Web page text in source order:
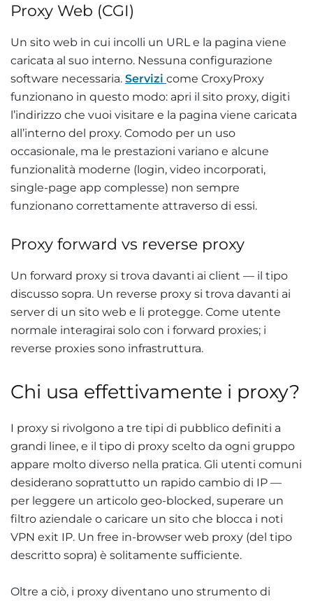
Proxy Web (CGI)
Un sito web in cui incolli un URL e la pagina viene
caricata al suo interno. Nessuna configurazione
software necessaria. Servizi come CroxyProxy
funzionano in questo modo: apri il sito proxy, digiti
l’indirizzo che vuoi visitare e la pagina viene caricata
all’interno del proxy. Comodo per un uso
occasionale, ma le prestazioni variano e alcune
funzionalità moderne (login, video incorporati,
single-page app complesse) non sempre
funzionano correttamente attraverso di essi.
Proxy forward vs reverse proxy
Un forward proxy si trova davanti ai client — il tipo
discusso sopra. Un reverse proxy si trova davanti ai
server di un sito web e li protegge. Come utente
normale interagirai solo con i forward proxies; i
reverse proxies sono infrastruttura.
Chi usa effettivamente i proxy?
I proxy si rivolgono a tre tipi di pubblico definiti a
grandi linee, e il tipo di proxy scelto da ogni gruppo
appare molto diverso nella pratica. Gli utenti comuni
desiderano soprattutto un rapido cambio di IP —
per leggere un articolo geo-blocked, superare un
filtro aziendale o caricare un sito che blocca i noti
VPN exit IP. Un free in-browser web proxy (del tipo
descritto sopra) è solitamente sufficiente.
Oltre a ciò, i proxy diventano uno strumento di